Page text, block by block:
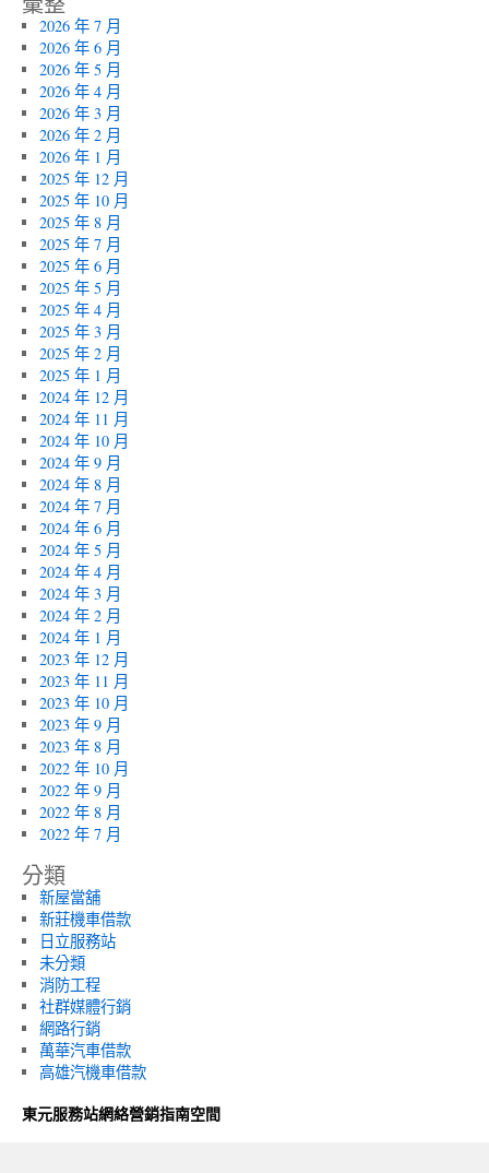
2026 年 7 月
2026 年 6 月
2026 年 5 月
2026 年 4 月
2026 年 3 月
2026 年 2 月
2026 年 1 月
2025 年 12 月
2025 年 10 月
2025 年 8 月
2025 年 7 月
2025 年 6 月
2025 年 5 月
2025 年 4 月
2025 年 3 月
2025 年 2 月
2025 年 1 月
2024 年 12 月
2024 年 11 月
2024 年 10 月
2024 年 9 月
2024 年 8 月
2024 年 7 月
2024 年 6 月
2024 年 5 月
2024 年 4 月
2024 年 3 月
2024 年 2 月
2024 年 1 月
2023 年 12 月
2023 年 11 月
2023 年 10 月
2023 年 9 月
2023 年 8 月
2022 年 10 月
2022 年 9 月
2022 年 8 月
2022 年 7 月
分類
新屋當舖
新莊機車借款
日立服務站
未分類
消防工程
社群媒體行銷
網路行銷
萬華汽車借款
高雄汽機車借款
東元服務站網絡營銷指南空間